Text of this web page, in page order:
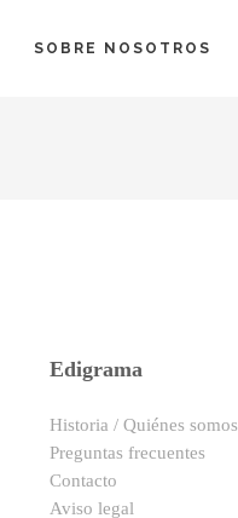
SOBRE NOSOTROS
Edigrama
Historia / Quiénes somos
Preguntas frecuentes
Contacto
Aviso legal